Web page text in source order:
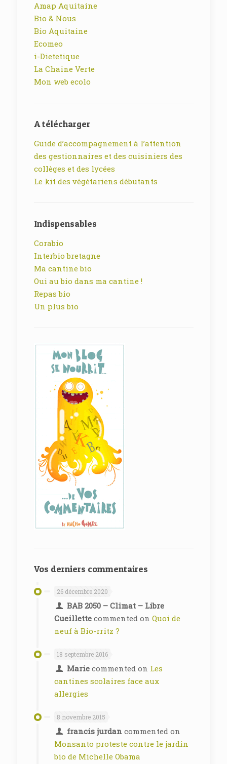
Amap Aquitaine
Bio & Nous
Bio Aquitaine
Ecomeo
i-Dietetique
La Chaine Verte
Mon web ecolo
A télécharger
Guide d’accompagnement à l’attention
des gestionnaires et des cuisiniers des
collèges et des lycées
Le kit des végétariens débutants
Indispensables
Corabio
Interbio bretagne
Ma cantine bio
Oui au bio dans ma cantine !
Repas bio
Un plus bio
Vos derniers commentaires
26 décembre 2020
BAB 2050 – Climat – Libre
Cueillettecommented on Quoi de
neuf à Bio-rritz ?
18 septembre 2016
Mariecommented on Les
cantines scolaires face aux
allergies
8 novembre 2015
francis jurdancommented on
Monsanto proteste contre le jardin
bio de Michelle Obama